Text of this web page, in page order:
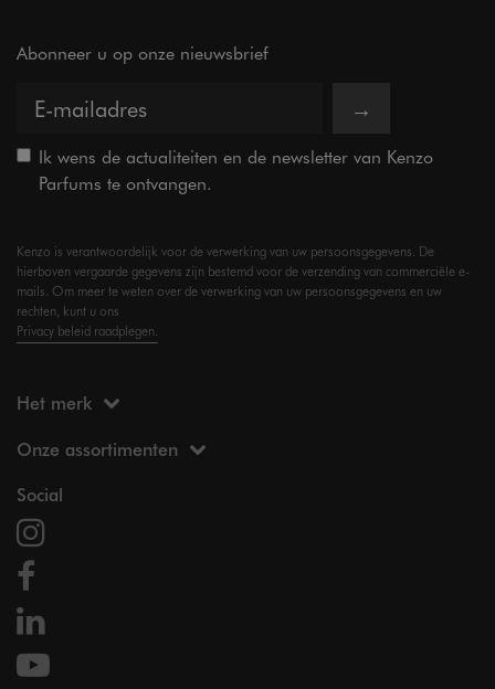
Abonneer u op onze nieuwsbrief
→
Ik wens de actualiteiten en de newsletter van Kenzo
Parfums te ontvangen.
Kenzo is verantwoordelijk voor de verwerking van uw persoonsgegevens. De
hierboven vergaarde gegevens zijn bestemd voor de verzending van commerciële e-
mails. Om meer te weten over de verwerking van uw persoonsgegevens en uw
rechten, kunt u ons
Privacy beleid raadplegen.
Het merk
Onze assortimenten
Social